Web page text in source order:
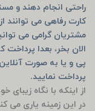
راحتی انجام دهند و
کارت رفاهی می توانند
مشتریان گرامی می
الان بخر، بعدا
پرداخت نمایید.
از اینکه با نگاه زیبای
در این زمینه یاری می